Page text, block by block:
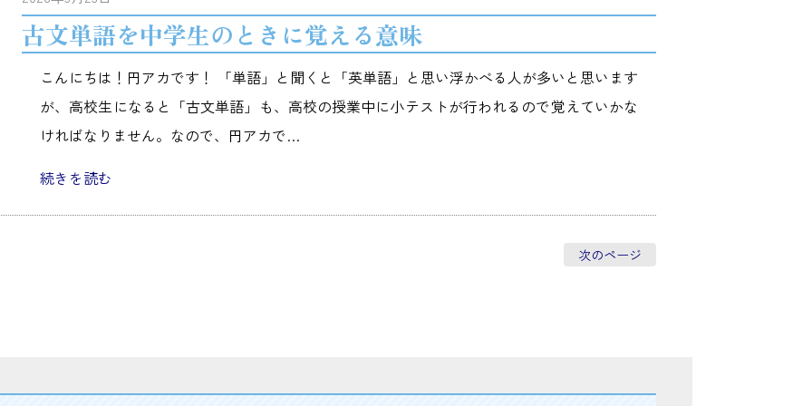
古文単語を中学生のときに覚える意味
こんにちは！円アカです！ 「単語」と聞くと「英単語」と思い浮かべる人が多いと思います
が、高校生になると「古文単語」も、高校の授業中に小テストが行われるので覚えていかな
ければなりません。なので、円アカで…
続きを読む
次のページ